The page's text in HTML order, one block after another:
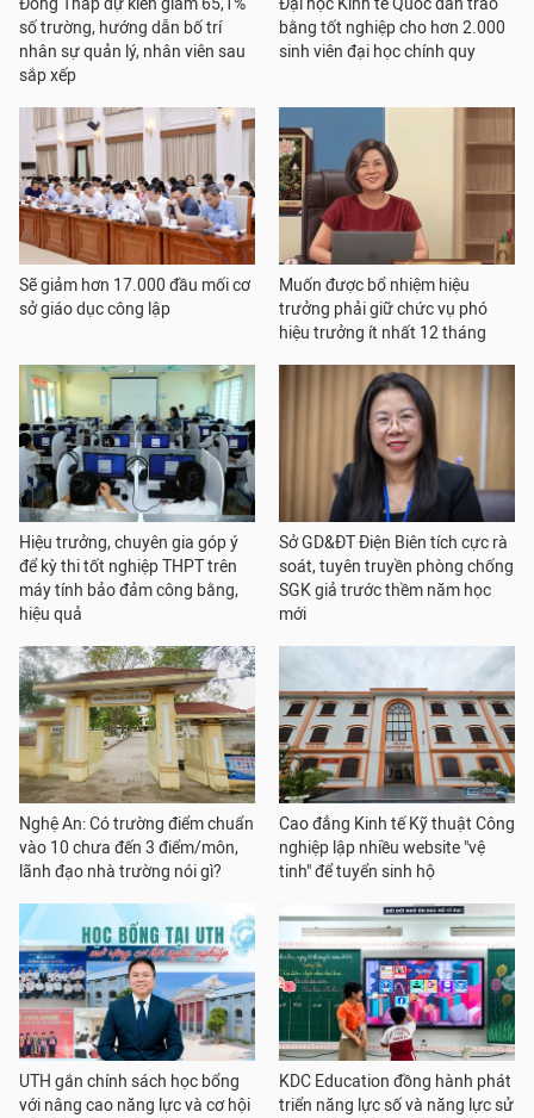
Đồng Tháp dự kiến giảm 65,1%
số trường, hướng dẫn bố trí
nhân sự quản lý, nhân viên sau
sắp xếp
Đại học Kinh tế Quốc dân trao
bằng tốt nghiệp cho hơn 2.000
sinh viên đại học chính quy
Sẽ giảm hơn 17.000 đầu mối cơ
sở giáo dục công lập
Muốn được bổ nhiệm hiệu
trưởng phải giữ chức vụ phó
hiệu trưởng ít nhất 12 tháng
Hiệu trưởng, chuyên gia góp ý
để kỳ thi tốt nghiệp THPT trên
máy tính bảo đảm công bằng,
hiệu quả
Sở GD&ĐT Điện Biên tích cực rà
soát, tuyên truyền phòng chống
SGK giả trước thềm năm học
mới
Nghệ An: Có trường điểm chuẩn
vào 10 chưa đến 3 điểm/môn,
lãnh đạo nhà trường nói gì?
Cao đẳng Kinh tế Kỹ thuật Công
nghiệp lập nhiều website "vệ
tinh" để tuyển sinh hộ
UTH gắn chính sách học bổng
với nâng cao năng lực và cơ hội
KDC Education đồng hành phát
triển năng lực số và năng lực sử